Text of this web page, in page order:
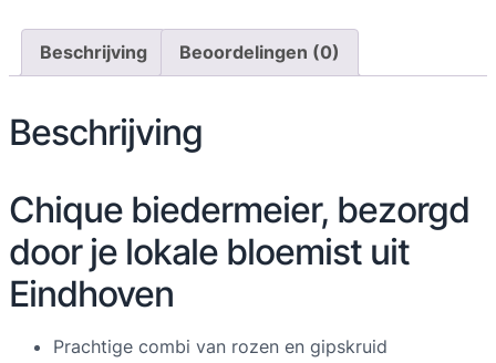
R
z
e
G
Beschrijving Beoordelingen (0)
Beschrijving
Chique biedermeier, bezorgd
door je lokale bloemist uit
Eindhoven
Prachtige combi van rozen en gipskruid